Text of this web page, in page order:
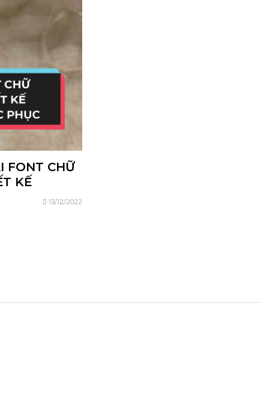
FONT CHỮ
KẾ
13/12/2022